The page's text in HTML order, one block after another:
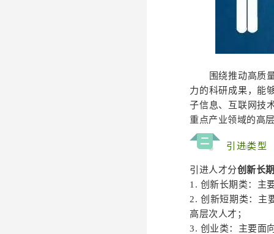
围绕推动高质量
力的科研成果，能
子信息、互联网技
重点产业领域的高
二 引进类型
引进人才分创新长
1. 创新长期类：主
2. 创新短期类：主
高层次人才；
3. 创业类：主要面